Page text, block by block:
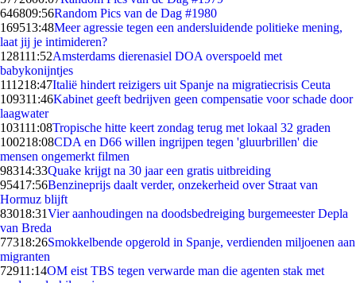
646809:56Random Pics van de Dag #1980
169513:48Meer agressie tegen een andersluidende politieke mening,
laat jij je intimideren?
128111:52Amsterdams dierenasiel DOA overspoeld met
babykonijntjes
111218:47Italië hindert reizigers uit Spanje na migratiecrisis Ceuta
109311:46Kabinet geeft bedrijven geen compensatie voor schade door
laagwater
103111:08Tropische hitte keert zondag terug met lokaal 32 graden
100218:08CDA en D66 willen ingrijpen tegen 'gluurbrillen' die
mensen ongemerkt filmen
98314:33Quake krijgt na 30 jaar een gratis uitbreiding
95417:56Benzineprijs daalt verder, onzekerheid over Straat van
Hormuz blijft
83018:31Vier aanhoudingen na doodsbedreiging burgemeester Depla
van Breda
77318:26Smokkelbende opgerold in Spanje, verdienden miljoenen aan
migranten
72911:14OM eist TBS tegen verwarde man die agenten stak met